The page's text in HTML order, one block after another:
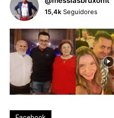
15,4k Seguidores